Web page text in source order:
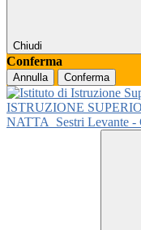
Chiudi
Conferma
Annulla Conferma
ISTRUZIONE
NATTA
Sestri Levante